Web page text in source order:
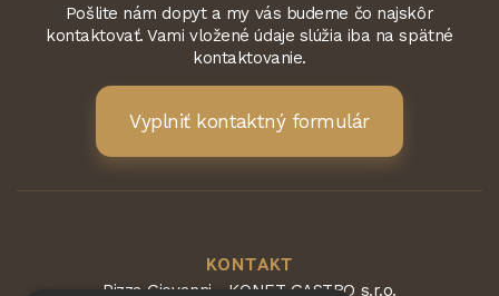
Pošlite nám dopyt a my vás budeme čo najskôr
kontaktovať. Vami vložené údaje slúžia iba na spätné
kontaktovanie.
Vyplniť kontaktný formulár
KONTAKT
Pizza Giovanni - KONET GASTRO s.r.o.